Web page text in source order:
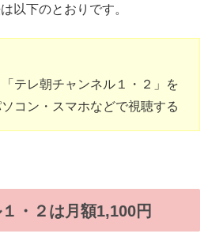
以下のとおりです。
テレ朝チャンネル１・２」を
コン・スマホなどで視聴する
・２は月額1,100円